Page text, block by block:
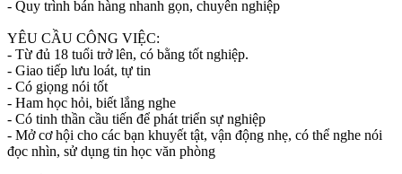
- Quy trình bán hàng nhanh gọn, chuyên nghiệp
YÊU CẦU CÔNG VIỆC:
- Từ đủ 18 tuổi trở lên, có bằng tốt nghiệp.
- Giao tiếp lưu loát, tự tin
- Có giọng nói tốt
- Ham học hỏi, biết lắng nghe
- Có tinh thần cầu tiến để phát triển sự nghiệp
- Mở cơ hội cho các bạn khuyết tật, vận động nhẹ, có thể nghe nói
đọc nhìn, sử dụng tin học văn phòng